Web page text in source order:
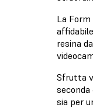
La
resina
Sfrutta
sia per